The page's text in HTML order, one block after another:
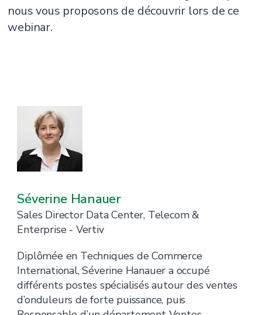
nous vous proposons de découvrir lors de ce
webinar.
Séverine Hanauer
Sales Director Data Center, Telecom &
Enterprise - Vertiv
Diplômée en Techniques de Commerce
International, Séverine Hanauer a occupé
différents postes spécialisés autour des ventes
d’onduleurs de forte puissance, puis